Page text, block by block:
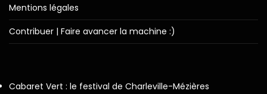
Mentions légales
Contribuer | Faire avancer la machine :)
Cabaret Vert : le festival de Charleville-Mézières